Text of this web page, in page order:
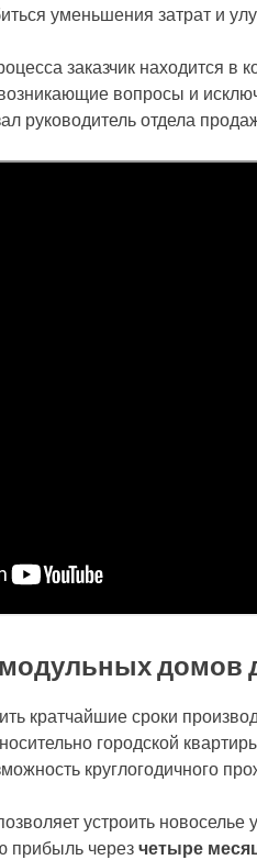
уменьшения затрат и
заказчик находится в
вопросы и
руководитель отдела
домов
кратчайшие сроки
городской
круглогодичного
устроить новоселье
прибыль через четыре